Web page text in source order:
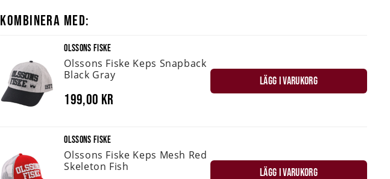
KOMBINERA MED:
OLSSONS FISKE
Olssons Fiske Keps Snapback
Black Gray
199,00 kr
LÄGG I VARUKORG
OLSSONS FISKE
Olssons Fiske Keps Mesh Red
Skeleton Fish
LÄGG I VARUKORG